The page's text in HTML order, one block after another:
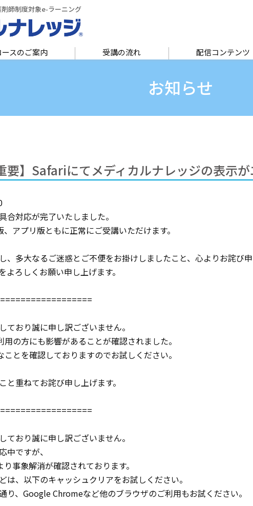
師制度対象e-ラーニング
ースのご案内 受講の流れ 配信コンテンツ
お知らせ
】Safariにてメディカルナレッジの表示
対応が完了いたしました。
アプリ版ともに正常にご受講いただけます。
、多大なるご迷惑とご不便をお掛けしましたこと、心よりお詫び申
ろしくお願い申し上げます。
おり誠に申し訳ございません。
の方にも影響があることが確認されました。
とを確認しておりますのでお試しください。
重ねてお詫び申し上げます。
おり誠に申し訳ございません。
中ですが、
事象解消が確認されております。
は、以下のキャッシュクリアをお試しください。
り、Google Chromeなど他のブラウザのご利用もお試ください。